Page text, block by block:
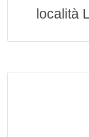
località